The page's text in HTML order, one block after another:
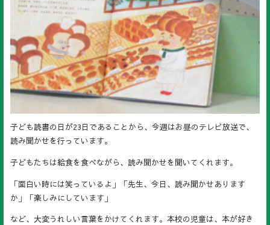
子ども読書の日が23日であることから、今週はお昼のテレビ放送で、
読み聞かせを行っています。
子どもたちは給食を食べながら、読み聞かせを聞いてくれます。
「面白い時には笑っているよ」「先生、今日、読み聞かせあります
か」「楽しみにしています」
など、大変うれしい言葉をかけてくれます。本校の児童は、本が好き